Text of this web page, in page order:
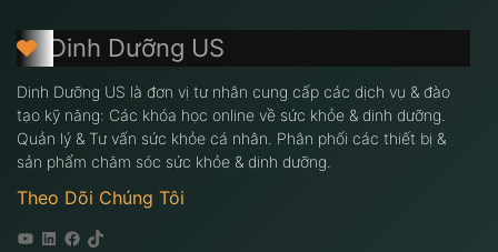
Dinh Dưỡng US
Dinh Dưỡng US là đơn vị tư nhân cung cấp các dịch vụ & đào
tạo kỹ năng: Các khóa học online về sức khỏe & dinh dưỡng.
Quản lý & Tư vấn sức khỏe cá nhân. Phân phối các thiết bị &
sản phẩm chăm sóc sức khỏe & dinh dưỡng.
Theo Dõi Chúng Tôi
Youtube
Linkedin
Facebook
Tiktok